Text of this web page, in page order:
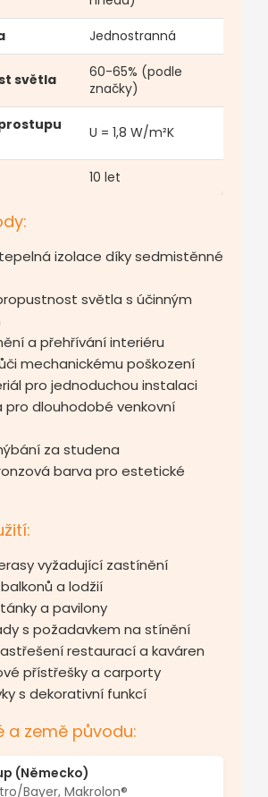
Jednostranná
světla
60-65% (podle
značky)
U = 1,8 W/m²K
10 let
izolace díky sedmistěnné
světla s účinným
a přehřívání interiéru
mechanickému poškození
pro jednoduchou instalaci
pro dlouhodobé venkovní
za studena
barva pro estetické
vyžadující zastínění
a lodžií
a pavilony
s požadavkem na stínění
restaurací a kaváren
přístřešky a carporty
s dekorativní funkcí
a země původu:
(Německo)
Bayer, Makrolon®